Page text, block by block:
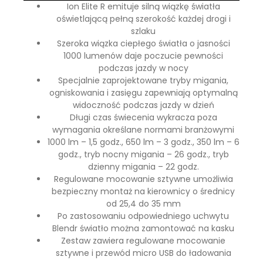
Ion Elite R emituje silną wiązkę światła
oświetlającą pełną szerokość każdej drogi i
szlaku
Szeroka wiązka ciepłego światła o jasności
1000 lumenów daje poczucie pewności
podczas jazdy w nocy
Specjalnie zaprojektowane tryby migania,
ogniskowania i zasięgu zapewniają optymalną
widoczność podczas jazdy w dzień
Długi czas świecenia wykracza poza
wymagania określane normami branżowymi
1000 lm – 1,5 godz., 650 lm – 3 godz., 350 lm – 6
godz., tryb nocny migania – 26 godz., tryb
dzienny migania – 22 godz.
Regulowane mocowanie sztywne umożliwia
bezpieczny montaż na kierownicy o średnicy
od 25,4 do 35 mm
Po zastosowaniu odpowiedniego uchwytu
Blendr światło można zamontować na kasku
Zestaw zawiera regulowane mocowanie
sztywne i przewód micro USB do ładowania